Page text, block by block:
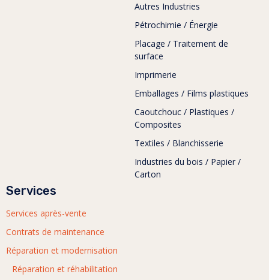
Autres Industries
Pétrochimie / Énergie
Placage / Traitement de
surface
Imprimerie
Emballages / Films plastiques
Caoutchouc / Plastiques /
Composites
Textiles / Blanchisserie
Industries du bois / Papier /
Carton
Services
Services après-vente
Contrats de maintenance
Réparation et modernisation
Réparation et réhabilitation